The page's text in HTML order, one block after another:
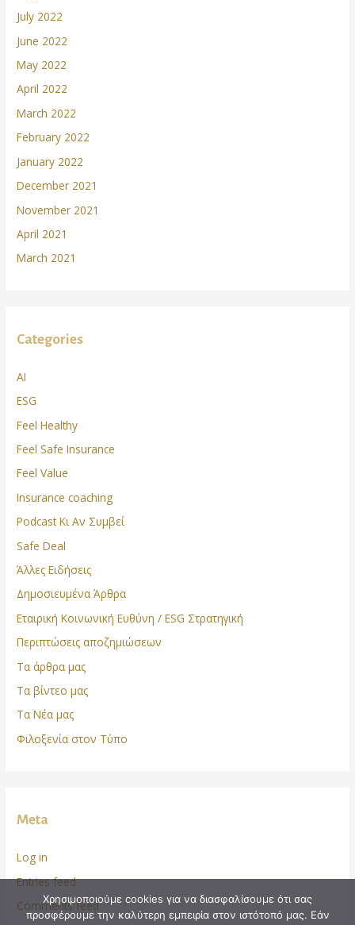
July 2022
June 2022
May 2022
April 2022
March 2022
February 2022
January 2022
December 2021
November 2021
April 2021
March 2021
Categories
AI
ESG
Feel Healthy
Feel Safe Insurance
Feel Value
Insurance coaching
Podcast Κι Αν Συμβεί
Safe Deal
Άλλες Ειδήσεις
Δημοσιευμένα Άρθρα
Εταιρική Κοινωνική Ευθύνη / ESG Στρατηγική
Περιπτώσεις αποζημιώσεων
Τα άρθρα μας
Τα βίντεο μας
Τα Νέα μας
Φιλοξενία στον Τύπο
Meta
Log in
Entries feed
Comments feed
Χρησιμοποιούμε cookies για να διασφαλίσουμε ότι σας
προσφέρουμε την καλύτερη εμπειρία στον ιστότοπό μας. Εάν